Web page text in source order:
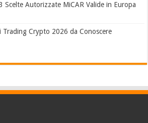
Scelte Autorizzate MiCAR Valide in Europa
Trading Crypto 2026 da Conoscere